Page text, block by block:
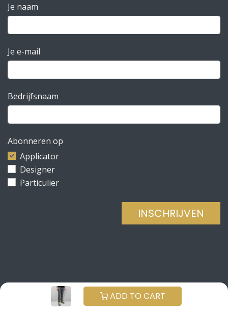
ADD TO CART
Je naam
Je e-mail
Bedrijfsnaam
Abonneren op
Applicator
Designer
Particulier
INSCHRIJVEN
Copyright © Be Concrete NEDERLANDS (BE)
Aangeboden door - De #1Open source e-